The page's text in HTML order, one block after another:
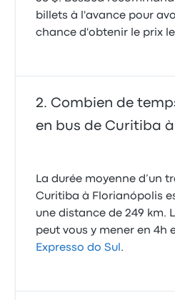
billets à l'avance pour
chance d'obtenir le prix
Combien de
en bus de Curitiba
La durée moyenne d’un
Curitiba à Florianópolis
une distance de 249 km.
peut vous y mener en 4h
Expresso do Sul .